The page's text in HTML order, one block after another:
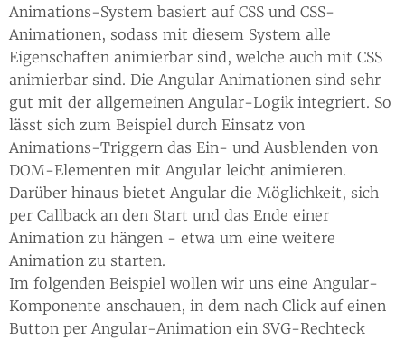
Animations-System basiert auf CSS und CSS-
Animationen, sodass mit diesem System alle
Eigenschaften animierbar sind, welche auch mit CSS
animierbar sind. Die Angular Animationen sind sehr
gut mit der allgemeinen Angular-Logik integriert. So
lässt sich zum Beispiel durch Einsatz von
Animations-Triggern das Ein- und Ausblenden von
DOM-Elementen mit Angular leicht animieren.
Darüber hinaus bietet Angular die Möglichkeit, sich
per Callback an den Start und das Ende einer
Animation zu hängen - etwa um eine weitere
Animation zu starten.
Im folgenden Beispiel wollen wir uns eine Angular-
Komponente anschauen, in dem nach Click auf einen
Button per Angular-Animation ein SVG-Rechteck